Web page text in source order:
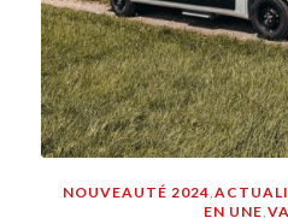
NOUVEAUTÉ 2024 ,
EN UNE